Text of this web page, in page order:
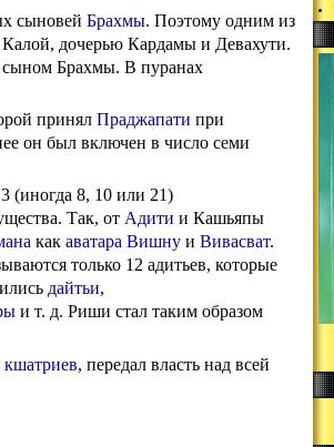
сыновей Брахмы. Поэтому одним из
дочерью Кардамы и Девахути.
сыном Брахмы. В пуранах
принял Праджапати при
он был включен в число семи
(иногда 8, 10 или 21)
Так, от Адити и Кашьяпы
как аватара Вишну и Вивасват.
только 12 адитьев, которые
дайтьи,
и т. д. Риши стал таким образом
кшатриев, передал власть над всей